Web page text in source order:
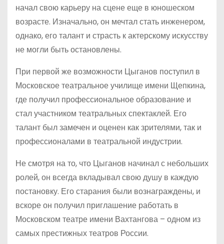
начал свою карьеру на сцене еще в юношеском
возрасте. Изначально, он мечтал стать инженером,
однако, его талант и страсть к актерскому искусству
не могли быть остановлены.
При первой же возможности Цыганов поступил в
Московское театральное училище имени Щепкина,
где получил профессиональное образование и
стал участником театральных спектаклей. Его
талант был замечен и оценен как зрителями, так и
профессионалами в театральной индустрии.
Не смотря на то, что Цыганов начинал с небольших
ролей, он всегда вкладывал свою душу в каждую
постановку. Его старания были вознаграждены, и
вскоре он получил приглашение работать в
Московском театре имени Вахтангова – одном из
самых престижных театров России.